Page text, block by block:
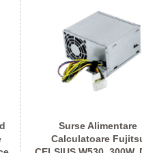
Surse Alimentare
Calculatoare